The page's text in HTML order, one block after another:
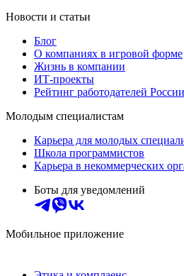
Новости и статьи
Блог
О компаниях в игровой форме
Жизнь в компании
ИТ-проекты
Рейтинг работодателей России
Молодым специалистам
Карьера для молодых
Школа программистов
Карьера в некоммерческих
Боты для уведомлений
Мобильное приложение